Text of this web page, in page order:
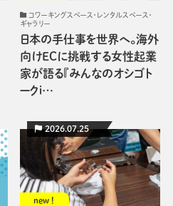
日本の手仕事を世界へ。海外
向けECに挑戦する女性起業
家が語る『みんなのオシゴト
ークi…
コワーキングスペース・レンタルスペース・
ギャラリー
new !
2026.07.25